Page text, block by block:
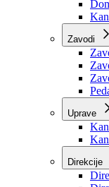
Ustanove
Zavodi